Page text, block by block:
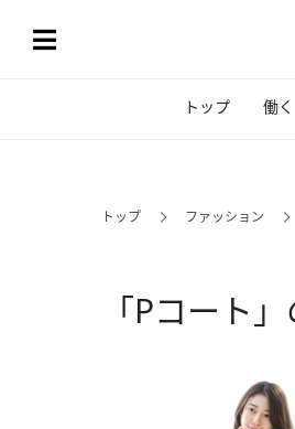
トップ 働く
トップ ファッション
「Pコート